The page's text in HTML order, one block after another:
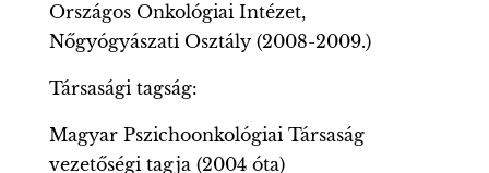
Országos Onkológiai Intézet,
Nőgyógyászati Osztály (2008-2009.)
Társasági tagság:
Magyar Pszichoonkológiai Társaság
vezetőségi tagja (2004 óta)